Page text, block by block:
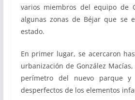
varios miembros del equipo de
algunas zonas de Béjar que se
estado.
En primer lugar, se acercaron
urbanización de González
perímetro del nuevo parque y
desperfectos de los elementos